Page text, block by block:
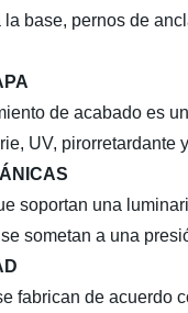
base, pernos de
de acabado es
UV,
soportan una
sometan a una
fabrican de acuerdo